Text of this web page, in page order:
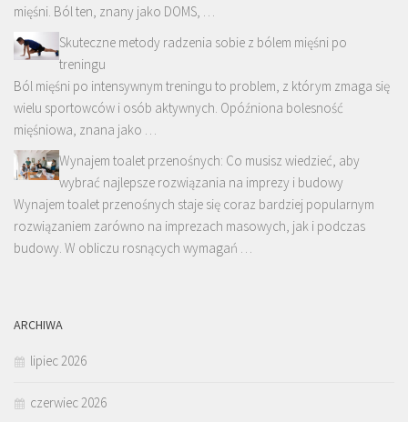
mięśni. Ból ten, znany jako DOMS, …
Skuteczne metody radzenia sobie z bólem mięśni po
treningu
Ból mięśni po intensywnym treningu to problem, z którym zmaga się
wielu sportowców i osób aktywnych. Opóźniona bolesność
mięśniowa, znana jako …
Wynajem toalet przenośnych: Co musisz wiedzieć, aby
wybrać najlepsze rozwiązania na imprezy i budowy
Wynajem toalet przenośnych staje się coraz bardziej popularnym
rozwiązaniem zarówno na imprezach masowych, jak i podczas
budowy. W obliczu rosnących wymagań …
ARCHIWA
lipiec 2026
czerwiec 2026